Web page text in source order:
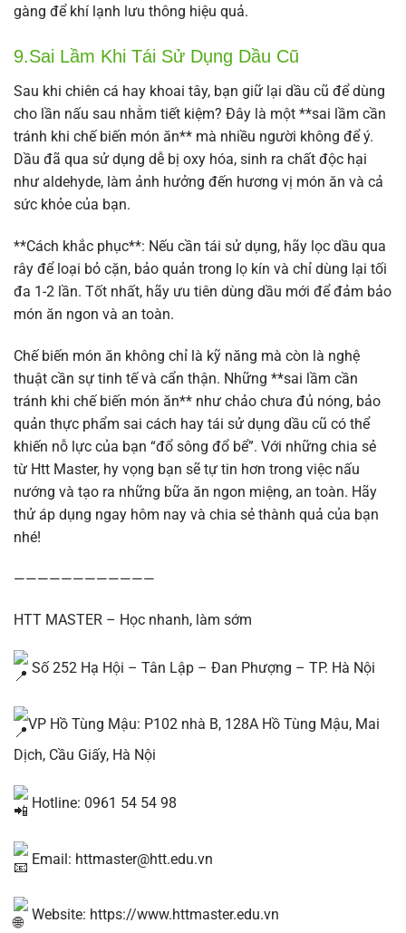
gàng để khí lạnh lưu thông hiệu quả.
9.Sai Lầm Khi Tái Sử Dụng Dầu Cũ
Sau khi chiên cá hay khoai tây, bạn giữ lại dầu cũ để dùng
cho lần nấu sau nhằm tiết kiệm? Đây là một **sai lầm cần
tránh khi chế biến món ăn** mà nhiều người không để ý.
Dầu đã qua sử dụng dễ bị oxy hóa, sinh ra chất độc hại
như aldehyde, làm ảnh hưởng đến hương vị món ăn và cả
sức khỏe của bạn.
**Cách khắc phục**: Nếu cần tái sử dụng, hãy lọc dầu qua
rây để loại bỏ cặn, bảo quản trong lọ kín và chỉ dùng lại tối
đa 1-2 lần. Tốt nhất, hãy ưu tiên dùng dầu mới để đảm bảo
món ăn ngon và an toàn.
Chế biến món ăn không chỉ là kỹ năng mà còn là nghệ
thuật cần sự tinh tế và cẩn thận. Những **sai lầm cần
tránh khi chế biến món ăn** như chảo chưa đủ nóng, bảo
quản thực phẩm sai cách hay tái sử dụng dầu cũ có thể
khiến nỗ lực của bạn “đổ sông đổ bể”. Với những chia sẻ
từ Htt Master, hy vọng bạn sẽ tự tin hơn trong việc nấu
nướng và tạo ra những bữa ăn ngon miệng, an toàn. Hãy
thử áp dụng ngay hôm nay và chia sẻ thành quả của bạn
nhé!
————————————
HTT MASTER – Học nhanh, làm sớm
Số 252 Hạ Hội – Tân Lập – Đan Phượng – TP. Hà Nội
VP Hồ Tùng Mậu: P102 nhà B, 128A Hồ Tùng Mậu, Mai
Dịch, Cầu Giấy, Hà Nội
Hotline: 0961 54 54 98
Email: httmaster@htt.edu.vn
Website: https://www.httmaster.edu.vn